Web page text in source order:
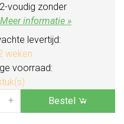
voudig zonder
Meer informatie »
levertijd:
weken
voorraad:
+ Bestel